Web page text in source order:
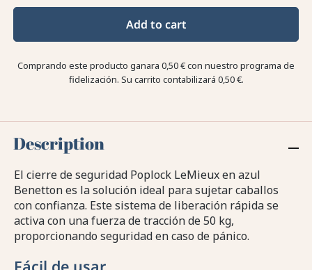
Add to cart
Comprando este producto ganara 0,50 €con nuestro programa de
fidelización. Su carrito contabilizará 0,50 €.
Description
El cierre de seguridad Poplock LeMieux en azul
Benetton es la solución ideal para sujetar caballos
con confianza. Este sistema de liberación rápida se
activa con una fuerza de tracción de 50 kg,
proporcionando seguridad en caso de pánico.